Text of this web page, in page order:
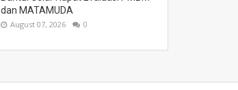
dan MATAMUDA
August 07, 2026 0